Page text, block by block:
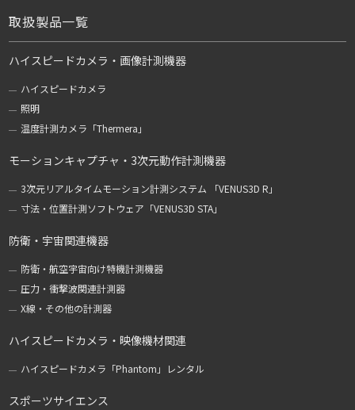
取扱製品一覧
ハイスピードカメラ・画像計測機器
ハイスピードカメラ
照明
温度計測カメラ「Thermera」
モーションキャプチャ・3次元動作計測機器
3次元リアルタイムモーション計測システム 「VENUS3D R」
寸法・位置計測ソフトウェア「VENUS3D STA」
防衛・宇宙関連機器
防衛・航空宇宙向け特機計測機器
圧力・衝撃波関連計測器
X線・その他の計測器
ハイスピードカメラ・映像機材関連
ハイスピードカメラ「Phantom」レンタル
スポーツサイエンス